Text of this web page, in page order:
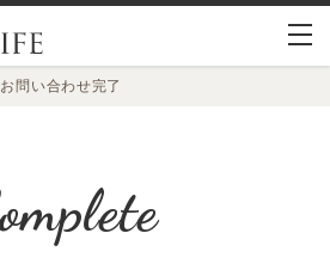
お問い合わせ完了